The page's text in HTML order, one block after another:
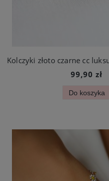
99,90 zł
Do koszyka